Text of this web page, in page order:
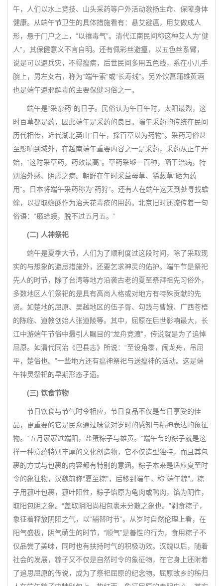
午，人们以水上竞技、山头采药等户外活动激扬生命、保障身体
健康。从端午节卫生的具体措施看有：悬艾避瘟，用艾做成人
形，悬于门户之上，“以禳毒气”。清代江南民间称这种艾人为“健
人”，其保健意义不言自明。还有佩彩丝避瘟，以五色丝系臂，
说是可以避兵灾，不得瘟病，后世民间多用五色线，系在小儿手
腕上，男左女右，称为“端午索”或“长寿线”。另外饮菖蒲雄黄酒
也是端午避邪解毒的主要保健习俗之一。
端午是“采杂药”的日子。民俗认为午日午时，太阳最烈，这
时百草都是药，因此端午是采药的良日。端午采药的传统在民间
历代相传，近代湖北英山“日午，採百草以为药物”。采药习俗甚
至影响到域外，在越南端午重要内容之一是采药，采药从正午开
始，“这时采草药，药效最高”。草药采够一百种，晒干治病，特
别治外感、阴虚之病。朝鲜在午时采益母草、狶蔹草“晒为药
用”。日本将端午采药称为“药狩”。还有人在端午这天到处寻找蟾
蜍，以提取蟾酥作为治天花毒疮的用药。北京旧时还流传着一句
俗语：“癞蛤蟆，脱不过五月五。”
(二) 人神祭祀
端午是夏季大节，人们为了顺利度过这段时间，除了采取现
实的与想象的避忌措施外，还要乞求神灵的佑护。端午节是祭祀
先人的时节，除了台湾等地方沿袭古老的夏至祭拜祖先习俗外，
多数地区人们祭祀的是具有高尚人格或对地方有特殊贡献的先
贤。如楚地的屈原、吴越地区的伍子胥、勾践与曹娥、广西苍梧
的陈临、道教创始人张道陵等。其中，屈原在后世影响最大，长
江中游端午节俗中最引人瞩目的“龙舟竞渡”，传说就是为了追悼
屈原。如清代同治《巴县志》所说：“至设角黍，闹龙舟，吊屈
平，楚俗也。”一些地方还有瘟神祭祀与送瘟神的活动。这是端
午神灵祭祀的早期形态孑遗。
(三) 饮食节物
节日饮食与节气时令相应，节日食品不仅是节日享受的佳
品，更重要的它是民众通过味觉对岁时的感知与精神表达的象征
物。“五月家家过端阳，盐蛋粽子与雄黄。”端午节的粽子就是这
样一种意蕴特别丰厚的文化创造物，它不仅造型独特，而且其包
裹的方式与包裹的内容都有特别的意涵。粽子本来是适应夏至时
令的象征物，汉魏前称“夏至粽”，后移到端午，称“端午粽”。粽
子用菰叶包裹，菰叶阳性，粽子馅原为龟肉或鸭肉，馅为阴性，
取阳包阴之象。“盖取阴阳尚相包裹未分散之象也。”剥食粽子，
象征着释放阴阳之气，以“辅替时节”。从岁时自然伦理上看，在
阳气盛极，阴气萌生的时节，“顺气”是善性的行为，食用粽子不
仅品尝了美味，同时也有扶持时气的积极功效。汉魏以后，随着
社会的发展，粽子又不仅是自然时令的象征物，在它身上还附着
了追思屈原的传说，成为了祭祀屈原的纪念物。屈原故乡的秭归